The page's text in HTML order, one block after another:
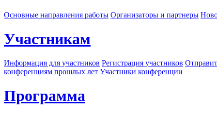
Основные направления работы Организаторы и партнеры
Участникам
Информация для участников Регистрация участников
конференциям прошлых лет Участники конференции
Программа